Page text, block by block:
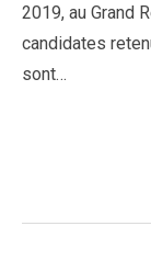
2019, au Grand
candidates
sont…